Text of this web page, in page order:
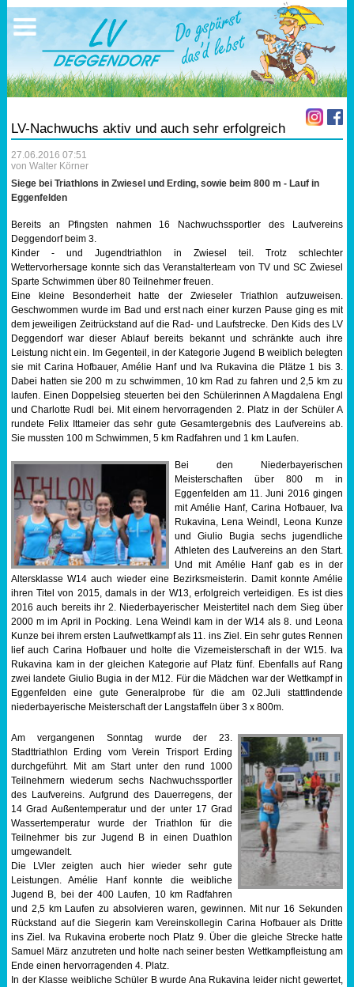
LV-Nachwuchs aktiv und auch sehr erfolgreich
27.06.2016 07:51
von Walter Körner
Siege bei Triathlons in Zwiesel und Erding, sowie beim 800 m - Lauf in
Eggenfelden
Bereits an Pfingsten nahmen 16 Nachwuchssportler des Laufvereins
Deggendorf beim 3.
Kinder - und Jugendtriathlon in Zwiesel teil. Trotz schlechter
Wettervorhersage konnte sich das Veranstalterteam von TV und SC Zwiesel
Sparte Schwimmen über 80 Teilnehmer freuen.
Eine kleine Besonderheit hatte der Zwieseler Triathlon aufzuweisen.
Geschwommen wurde im Bad und erst nach einer kurzen Pause ging es mit
dem jeweiligen Zeitrückstand auf die Rad- und Laufstrecke. Den Kids des LV
Deggendorf war dieser Ablauf bereits bekannt und schränkte auch ihre
Leistung nicht ein. Im Gegenteil, in der Kategorie Jugend B weiblich belegten
sie mit Carina Hofbauer, Amélie Hanf und Iva Rukavina die Plätze 1 bis 3.
Dabei hatten sie 200 m zu schwimmen, 10 km Rad zu fahren und 2,5 km zu
laufen. Einen Doppelsieg steuerten bei den Schülerinnen A Magdalena Engl
und Charlotte Rudl bei. Mit einem hervorragenden 2. Platz in der Schüler A
rundete Felix Ittameier das sehr gute Gesamtergebnis des Laufvereins ab.
Sie mussten 100 m Schwimmen, 5 km Radfahren und 1 km Laufen.
Bei den Niederbayerischen
Meisterschaften über 800 m in
Eggenfelden am 11. Juni 2016 gingen
mit Amélie Hanf, Carina Hofbauer, Iva
Rukavina, Lena Weindl, Leona Kunze
und Giulio Bugia sechs jugendliche
Athleten des Laufvereins an den Start.
Und mit Amélie Hanf gab es in der
Altersklasse W14 auch wieder eine Bezirksmeisterin. Damit konnte Amélie
ihren Titel von 2015, damals in der W13, erfolgreich verteidigen. Es ist dies
2016 auch bereits ihr 2. Niederbayerischer Meistertitel nach dem Sieg über
2000 m im April in Pocking. Lena Weindl kam in der W14 als 8. und Leona
Kunze bei ihrem ersten Laufwettkampf als 11. ins Ziel. Ein sehr gutes Rennen
lief auch Carina Hofbauer und holte die Vizemeisterschaft in der W15. Iva
Rukavina kam in der gleichen Kategorie auf Platz fünf. Ebenfalls auf Rang
zwei landete Giulio Bugia in der M12. Für die Mädchen war der Wettkampf in
Eggenfelden eine gute Generalprobe für die am 02.Juli stattfindende
niederbayerische Meisterschaft der Langstaffeln über 3 x 800m.
Am vergangenen Sonntag wurde der 23.
Stadttriathlon Erding vom Verein Trisport Erding
durchgeführt. Mit am Start unter den rund 1000
Teilnehmern wiederum sechs Nachwuchssportler
des Laufvereins. Aufgrund des Dauerregens, der
14 Grad Außentemperatur und der unter 17 Grad
Wassertemperatur wurde der Triathlon für die
Teilnehmer bis zur Jugend B in einen Duathlon
umgewandelt.
Die LVler zeigten auch hier wieder sehr gute
Leistungen. Amélie Hanf konnte die weibliche
Jugend B, bei der 400 Laufen, 10 km Radfahren
und 2,5 km Laufen zu absolvieren waren, gewinnen. Mit nur 16 Sekunden
Rückstand auf die Siegerin kam Vereinskollegin Carina Hofbauer als Dritte
ins Ziel. Iva Rukavina eroberte noch Platz 9. Über die gleiche Strecke hatte
Samuel März anzutreten und holte nach seiner besten Wettkampfleistung am
Ende einen hervorragenden 4. Platz.
In der Klasse weibliche Schüler B wurde Ana Rukavina leider nicht gewertet,
Sportangebote
Trainingszeiten
Laufen
Lauf 10
Triathlon
Schwimmen
Orientierungslauf
Nachwuchsförderung
Sportabzeichen
Tempo & Gymnastik
Ausschreibungen
17.05.2026 Triathlon
Ergebnisse
Ergebnisse
Mitgliedschaft
Vereinskleidung
Vorstandschaft
Übungs- Gruppenleiter
SEPA Info
Bankverbindung